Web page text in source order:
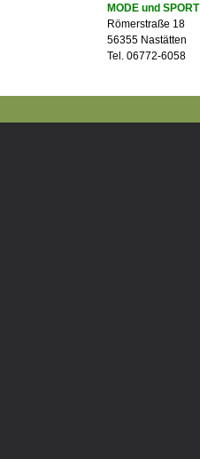
MODE und SPORT
Römerstraße 18
56355 Nastätten
Tel. 06772-6058